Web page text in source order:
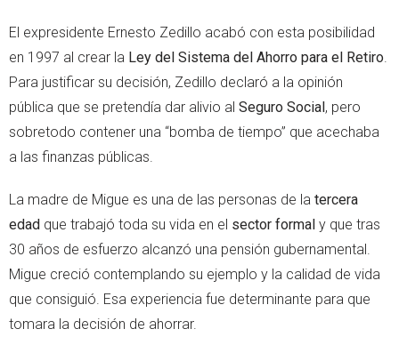
El expresidente Ernesto Zedillo acabó con esta posibilidad
en 1997 al crear la Ley del Sistema del Ahorro para el Retiro
Para justificar su decisión, Zedillo declaró a la opinión
pública que se pretendía dar alivio al Seguro Social, pero
sobretodo contener una “bomba de tiempo” que acechaba
a las finanzas públicas.
La madre de Migue es una de las personas de la tercera
edad que trabajó toda su vida en el sector formal y que tras
30 años de esfuerzo alcanzó una pensión gubernamental.
Migue creció contemplando su ejemplo y la calidad de vida
que consiguió. Esa experiencia fue determinante para que
tomara la decisión de ahorrar.